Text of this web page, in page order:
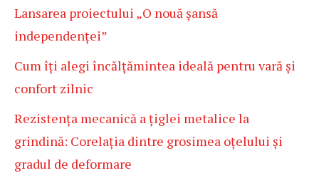
Lansarea proiectului „O nouă șansă
independenței”
Cum îți alegi încălțămintea ideală pentru vară și
confort zilnic
Rezistența mecanică a țiglei metalice la
grindină: Corelația dintre grosimea oțelului și
gradul de deformare